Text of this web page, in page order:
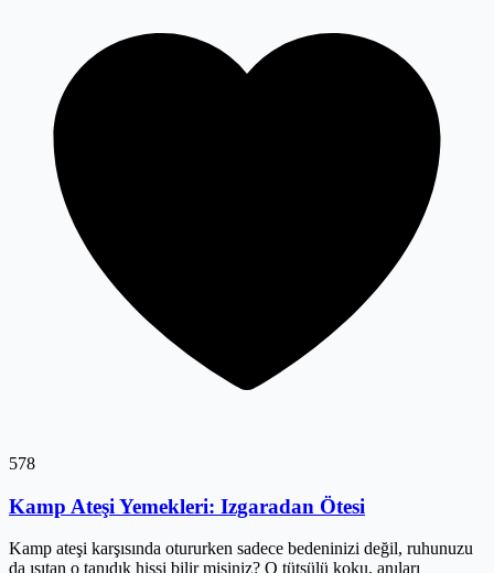
578
Kamp Ateşi Yemekleri: Izgaradan Ötesi
Kamp ateşi karşısında otururken sadece bedeninizi değil, ruhunuzu
da ısıtan o tanıdık hissi bilir misiniz? O tütsülü koku, anıları